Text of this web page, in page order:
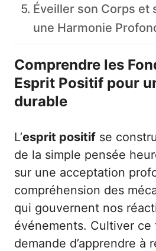
Éveiller son Corps et
une Harmonie
Comprendre les
Esprit Positif pour
durable
L’esprit positif se
de la simple pensée
sur une acceptation
compréhension des
qui gouvernent nos
événements. Cultiver ce
demande d’apprendre à